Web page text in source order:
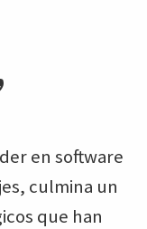
en software
culmina un
que han